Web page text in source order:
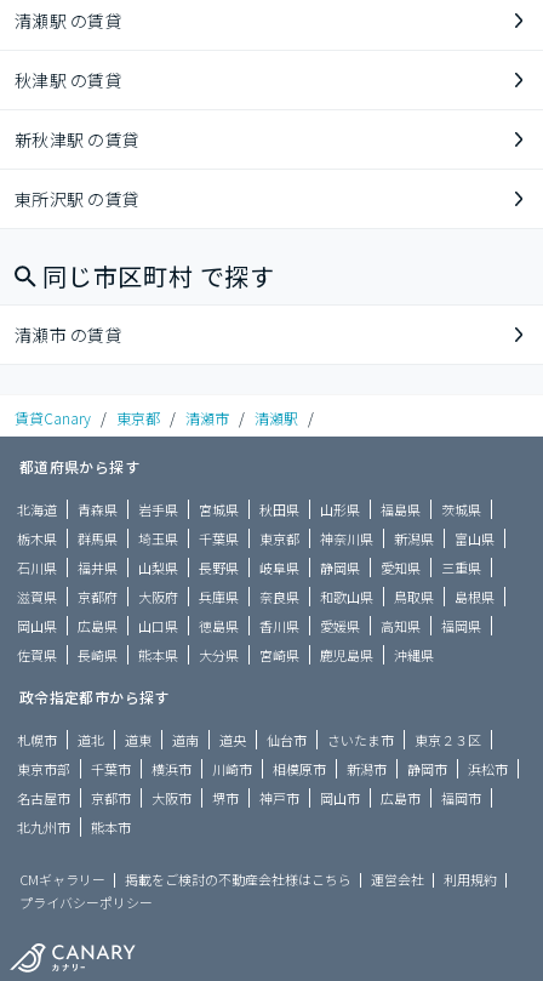
清瀬駅 の賃貸
秋津駅 の賃貸
新秋津駅 の賃貸
東所沢駅 の賃貸
同じ市区町村 で探す
清瀬市 の賃貸
賃貸Canary / 東京都 / 清瀬市 / 清瀬駅 /
都道府県から探す
北海道 青森県 岩手県 宮城県 秋田県 山形県 福島県
茨城県
栃木県
群馬県 埼玉県 千葉県 東京都 神奈川県 新潟県
富山県
石川県
福井県 山梨県 長野県 岐阜県 静岡県 愛知県
三重県
滋賀県
京都府 大阪府 兵庫県 奈良県 和歌山県 鳥取県
島根県
岡山県
広島県 山口県 徳島県 香川県 愛媛県 高知県
福岡県
佐賀県
長崎県 熊本県 大分県 宮崎県 鹿児島県 沖縄県
政令指定都市から探す
札幌市 道北 道東 道南 道央 仙台市 さいたま市
東京２３区
東京市部
千葉市 横浜市 川崎市 相模原市 新潟市 静岡市
浜松市
名古屋市
京都市 大阪市 堺市 神戸市 岡山市 広島市
福岡市
北九州市
熊本市
CMギャラリー 掲載をご検討の不動産会社様はこちら 運営会社
利用規約
プライバシーポリシー